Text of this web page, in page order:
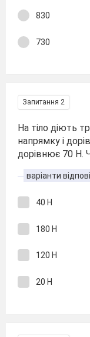
830
730
Запитання 2
На тіло діють
напрямку і
дорівнює 70 Н.
варіанти
40 Н
180 Н
120 Н
20 Н